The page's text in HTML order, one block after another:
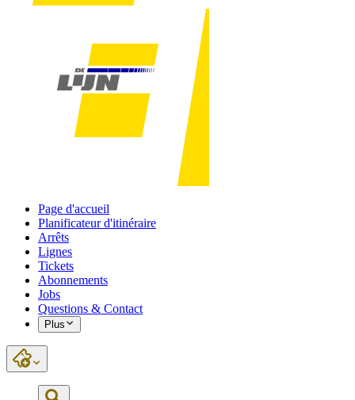
Page d'accueil
Planificateur d'itinéraire
Arrêts
Lignes
Tickets
Abonnements
Jobs
Questions & Contact
Plus